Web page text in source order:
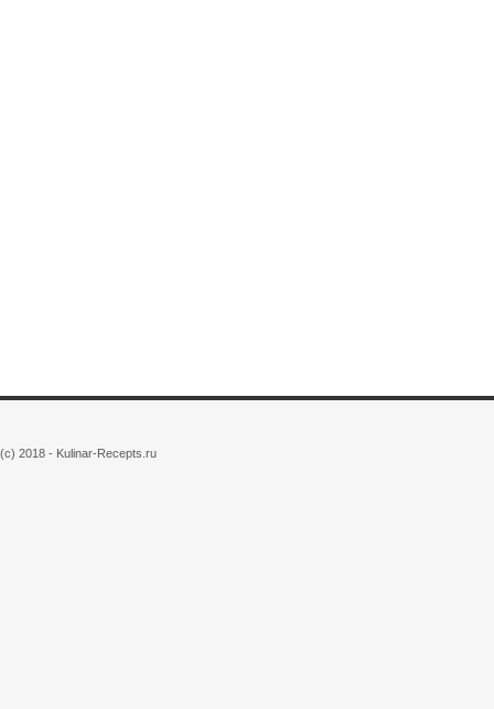
(c) 2018 - Kulinar-Recepts.ru